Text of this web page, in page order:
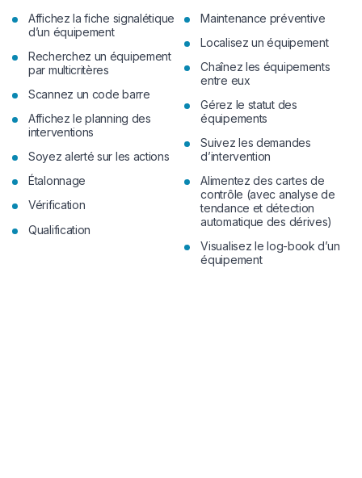
Affichez la fiche signalétique
d’un équipement
Recherchez un équipement
par multicritères
Scannez un code barre
Affichez le planning des
interventions
Soyez alerté sur les actions
Étalonnage
Vérification
Qualification
Maintenance préventive
Localisez un équipement
Chaînez les équipements
entre eux
Gérez le statut des
équipements
Suivez les demandes
d’intervention
Alimentez des cartes de
contrôle (avec analyse de
tendance et détection
automatique des dérives)
Visualisez le log-book d’un
équipement